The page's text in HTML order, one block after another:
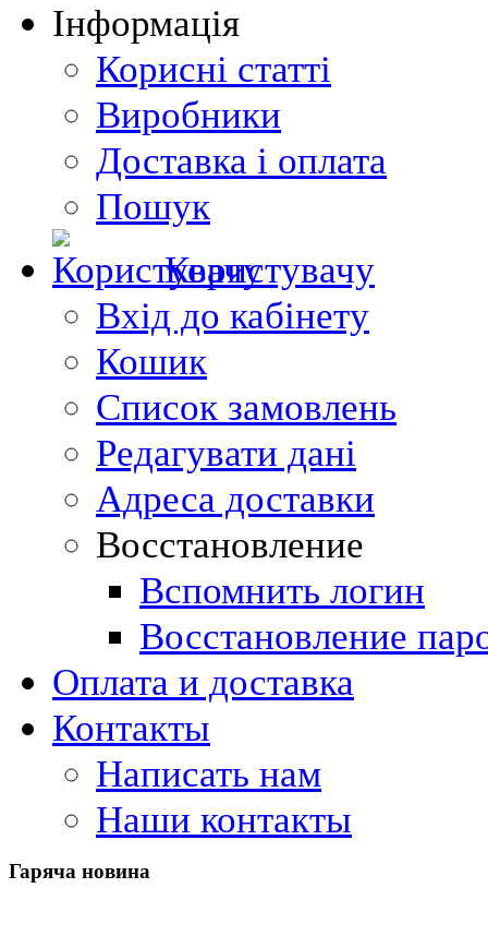
Інформація
Корисні статті
Виробники
Доставка і оплата
Пошук
Користувачу
Вхід до кабінету
Кошик
Список замовлень
Редагувати дані
Адреса доставки
Восстановление
Вспомнить логин
Восстановление
Оплата и доставка
Контакты
Написать нам
Наши контакты
Гаряча новина